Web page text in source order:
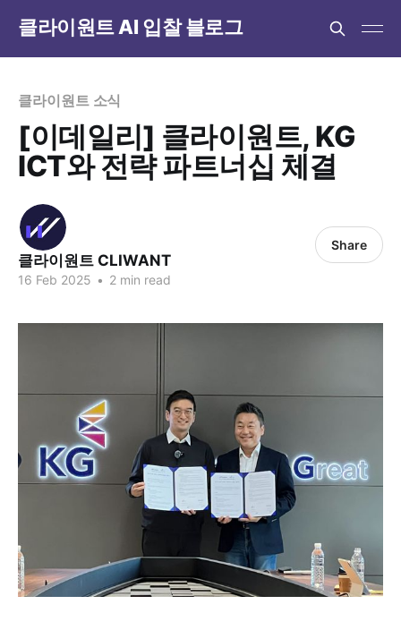
클라이원트 AI 입찰 블로그
클라이원트 소식
[이데일리] 클라이원트, KG
ICT와 전략 파트너십 체결
클라이원트 CLIWANT
16 Feb 2025 • 2 min read
Share